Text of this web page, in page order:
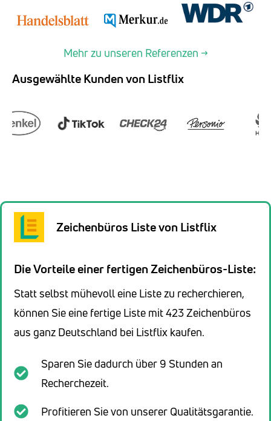
Mehr zu unseren Referenzen →
Ausgewählte Kunden von Listflix
Zeichenbüros Liste von Listflix
Die Vorteile einer fertigen Zeichenbüros-Liste:
Statt selbst mühevoll eine Liste zu recherchieren,
können Sie eine fertige Liste mit 423 Zeichenbüros
aus ganz Deutschland bei Listflix kaufen.
Sparen Sie dadurch über 9 Stunden an
Recherchezeit.
Profitieren Sie von unserer Qualitätsgarantie.